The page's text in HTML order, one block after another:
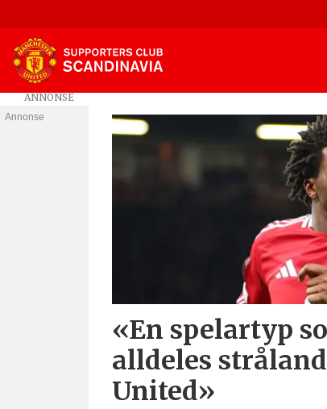
Tag:
sociedad
«En spelartyp
alldeles
United»
Annonse